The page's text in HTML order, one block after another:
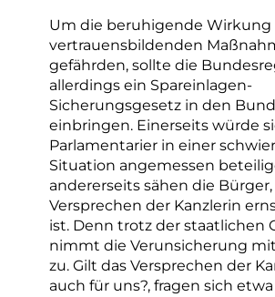
Um die beruhigende Wirkung
vertrauensbildenden
gefährden, sollte die
allerdings ein Spareinlagen-
Sicherungsgesetz in den
einbringen. Einerseits würde
Parlamentarier in einer
Situation angemessen
andererseits sähen die Bürger,
Versprechen der Kanzlerin
ist. Denn trotz der staatlichen
nimmt die Verunsicherung
zu. Gilt das Versprechen der
auch für uns?, fragen sich